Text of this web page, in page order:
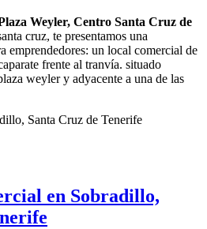
Weyler, Centro Santa Cruz de
cruz, te presentamos una
emprendedores: un local comercial de
frente al tranvía. situado
weyler y adyacente a una de las
en Sobradillo,